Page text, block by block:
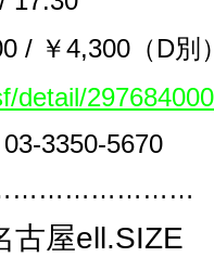
/ ￥4,300 （D別
detail/
03-3350-5670
古屋ell.SIZE